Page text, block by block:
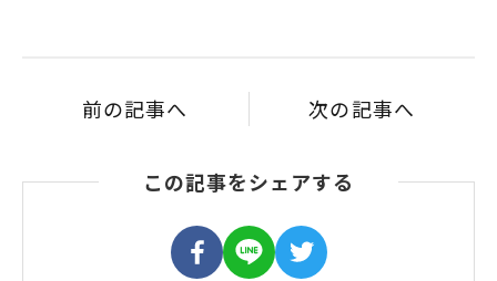
前の記事へ 次の記事へ
この記事をシェアする